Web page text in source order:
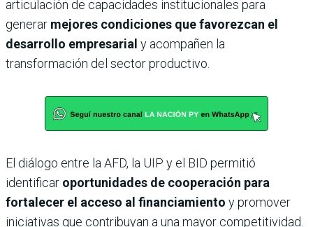
articulación de capacidades institucionales para
generar mejores condiciones que favorezcan el
desarrollo empresarial y acompañen la
transformación del sector productivo.
El diálogo entre la AFD, la UIP y el BID permitió
identificar oportunidades de cooperación para
fortalecer el acceso al financiamiento y promover
iniciativas que contribuyan a una mayor competitividad.